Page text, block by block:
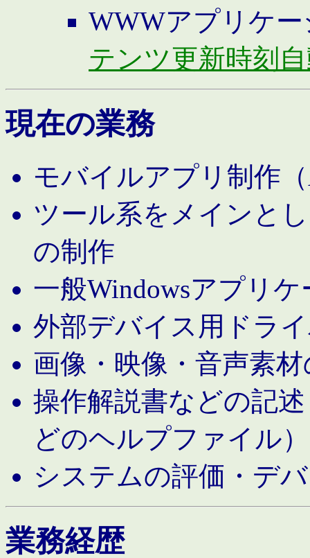
WWWアプリケ
テンツ更新時刻
現在の業務
モバイルアプリ制作
ツール系をメインと
の制作
一般Windowsアプリ
外部デバイス用ドラ
画像・映像・音声素
操作解説書などの記
どのヘルプファイル）
システムの評価・デ
業務経歴